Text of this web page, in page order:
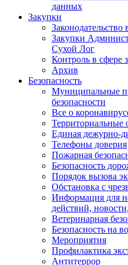
данных
Закупки
Законодательство
Закупки
Сухой Лог
Контроль в сфере
Архив
Безопасность
Муниципальные
безопасности
Все о
Территориальные
Единая дежурно-
Телефоны доверия
Пожарная
Безопасность
Порядок вызова
Обстановка с
Информация для
действий,
Ветеринарная
Безопасность на
Мероприятия
Профилактика
Антитеррор